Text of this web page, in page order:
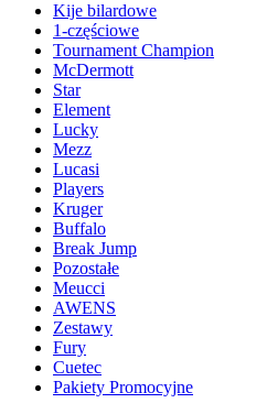
Kije bilardowe
1-częściowe
Tournament Champion
McDermott
Star
Element
Lucky
Mezz
Lucasi
Players
Kruger
Buffalo
Break Jump
Pozostałe
Meucci
AWENS
Zestawy
Fury
Cuetec
Pakiety Promocyjne